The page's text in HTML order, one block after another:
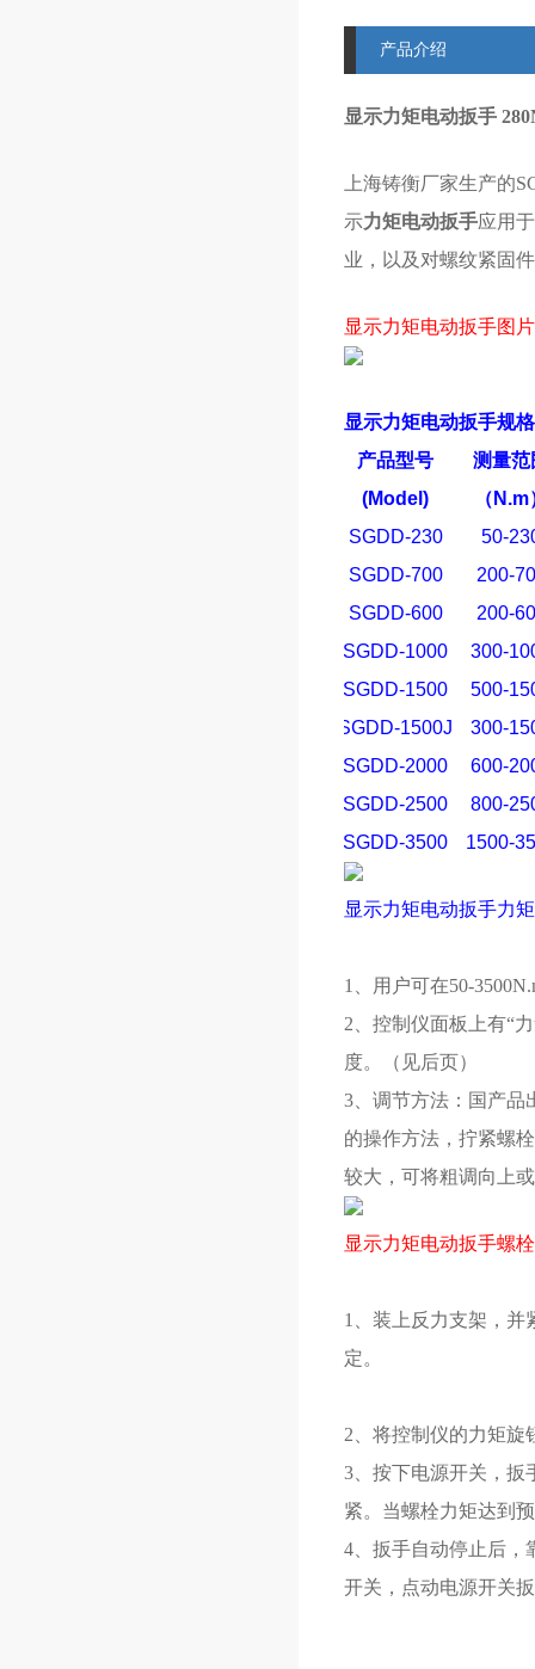
产品介绍
显示力矩电动扳手
上海铸衡厂家生产的
示力矩电动扳手应用
业，以及对螺纹紧固
显示力矩电动扳手图片
显示力矩电动扳手规
产品型号
(Model)
测量范
（N.m
SGDD-230
50-
SGDD-700
200-
SGDD-600
200-
SGDD-1000
300-
SGDD-1500
500-
SGDD-1500J
300-
SGDD-2000
600-
SGDD-2500
800-
SGDD-3500
1500-
显示力矩电动扳手力
1、用户可在50-
2、控制仪面板上有“
度。（见后页）
3、调节方法：国产品
的操作方法，拧紧螺
较大，可将粗调向上
显示力矩电动扳手螺
1、装上反力支架，并
定。
2、将控制仪的力矩旋
3、按下电源开关，扳
紧。当螺栓力矩达到
4、扳手自动停止后，
开关，点动电源开关